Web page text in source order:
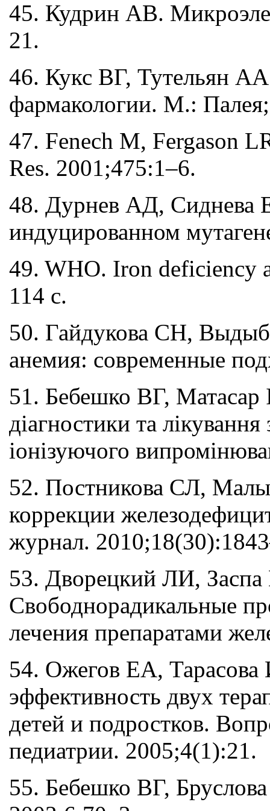
45. Кудрин АВ.
21.
46. Кукс ВГ, Тутельян
фармакологии. М.:
47. Fenech M, Fergason
Res. 2001;475:1–6.
48. Дурнев АД, Сиднева
индуцированном
49. WHO. Iron deficiency
114 с.
50. Гайдукова СН,
анемия: современные
51. Бебешко ВГ, Матасар
діагностики та
іонізуючого
52. Постникова СЛ,
коррекции
журнал.
53. Дворецкий ЛИ,
Свободнорадикальные
лечения препаратами
54. Ожегов ЕА,
эффективность двух
детей и подростков.
педиатрии. 2005;4(1):21.
55. Бебешко ВГ,